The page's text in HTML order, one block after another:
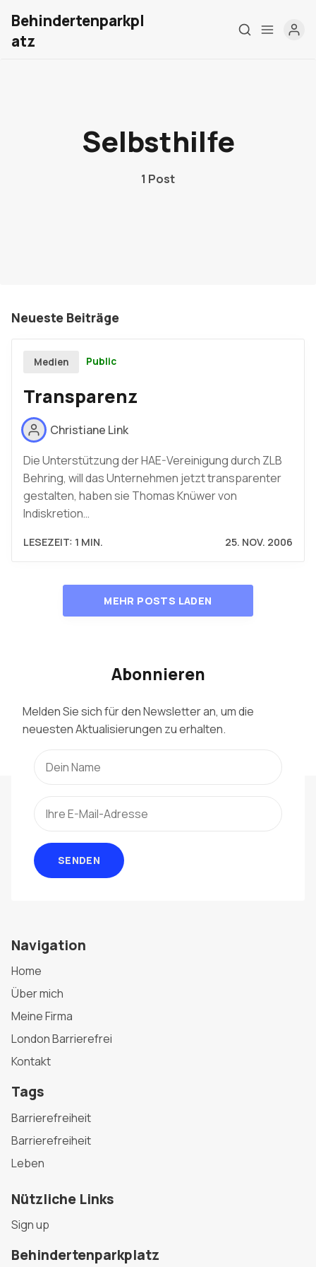
Meine Firma
London Barrierefrei
Behindertenparkpl
atz
Selbsthilfe
1 Post
Neueste Beiträge
Medien Public
Transparenz
Christiane Link
Die Unterstützung der HAE-Vereinigung durch ZLB
Behring, will das Unternehmen jetzt transparenter
gestalten, haben sie Thomas Knüwer von
Indiskretion…
LESEZEIT: 1 MIN. 25. NOV. 2006
MEHR POSTS LADEN
Abonnieren
Melden Sie sich für den Newsletter an, um die
neuesten Aktualisierungen zu erhalten.
SENDEN
Navigation
Home
Über mich
Meine Firma
London Barrierefrei
Kontakt
Tags
Barrierefreiheit
Barrierefreiheit
Leben
Nützliche Links
Sign up
Behindertenparkplatz